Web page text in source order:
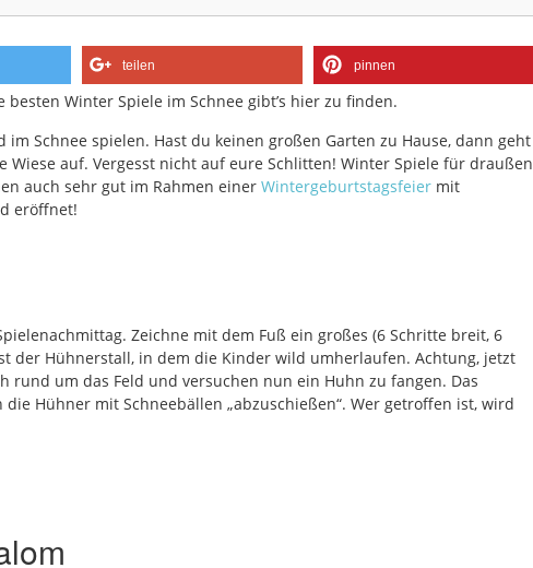
teilen pinnen
Winter Spiele im Schnee gibt’s hier zu finden.
Schnee spielen. Hast du keinen großen Garten zu Hause, dann geht
auf. Vergesst nicht auf eure Schlitten! Winter Spiele für draußen
auch sehr gut im Rahmen einer Wintergeburtstagsfeier mit
eröffnet!
Zeichne mit dem Fuß ein großes (6 Schritte breit, 6
der Hühnerstall, in dem die Kinder wild umherlaufen. Achtung, jetzt
rund um das Feld und versuchen nun ein Huhn zu fangen. Das
Hühner mit Schneebällen „abzuschießen“. Wer getroffen ist, wird